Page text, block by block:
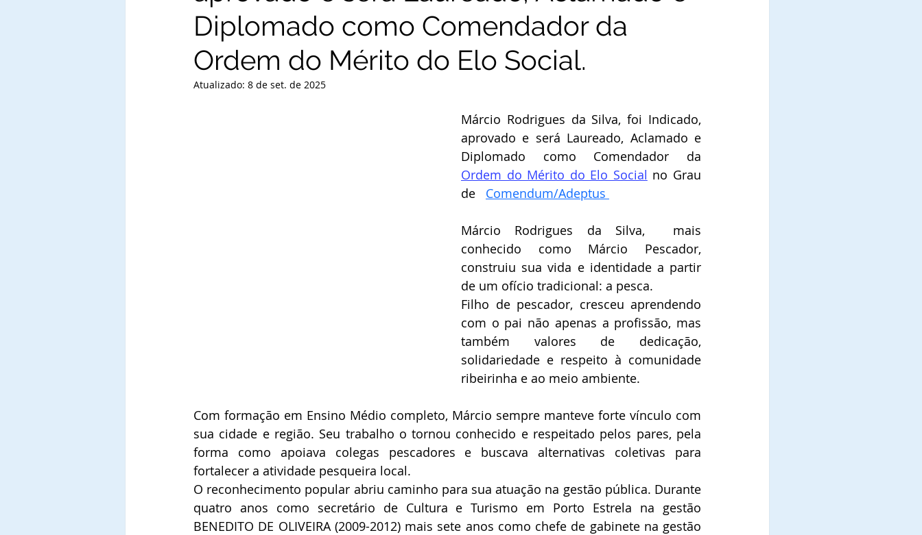
Diplomado como Comendador da
Ordem do Mérito do Elo Social.
Atualizado: 8 de set. de 2025
Márcio Rodrigues da Silva, foi Indicado,
aprovado e será Laureado, Aclamado e
Ordem do Mérito do Elo Social no Grau
de Comendum/Adeptus
Márcio Rodrigues da Silva,  mais
conhecido como Márcio Pescador,
construiu sua vida e identidade a partir
de um ofício tradicional: a pesca.
Filho de pescador, cresceu aprendendo
com o pai não apenas a profissão, mas
também valores de dedicação,
solidariedade e respeito à comunidade
ribeirinha e ao meio ambiente.
Com formação em Ensino Médio completo, Márcio sempre manteve forte vínculo com
sua cidade e região. Seu trabalho o tornou conhecido e respeitado pelos pares, pela
forma como apoiava colegas pescadores e buscava alternativas coletivas para
fortalecer a atividade pesqueira local.
O reconhecimento popular abriu caminho para sua atuação na gestão pública. Durante
quatro anos como secretário de Cultura e Turismo em Porto Estrela na gestão
BENEDITO DE OLIVEIRA (2009-2012) mais sete anos como chefe de gabinete na gestão